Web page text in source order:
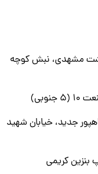
مشهدی، نبش کوچه
جدید، خیابان شهید
بنزین کریمی